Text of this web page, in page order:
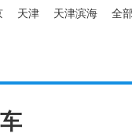
天津 天津滨海 全